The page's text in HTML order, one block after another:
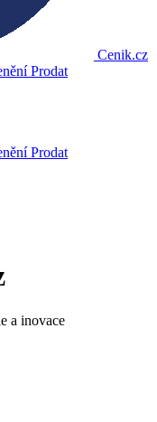
Cenik.cz
Prodat
Prodat
a inovace